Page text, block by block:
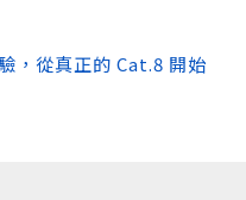
，從真正的 Cat.8 開始